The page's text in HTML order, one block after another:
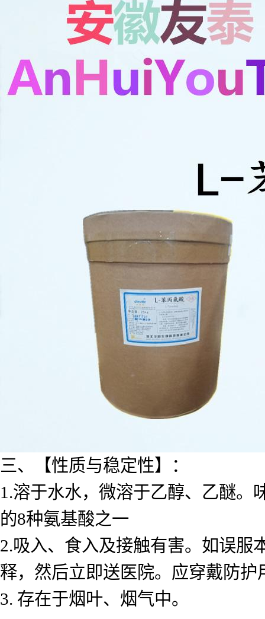
三、【性质与稳定性】：
1.溶于水水，微溶于乙醇、乙醚。
的8种氨基酸之一
2.吸入、食入及接触有害。如误服
释，然后立即送医院。应穿戴防护
3. 存在于烟叶、烟气中。